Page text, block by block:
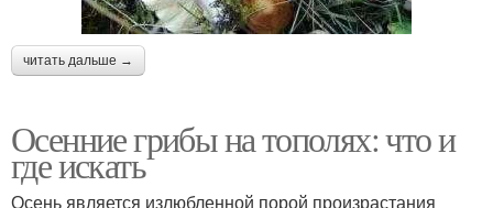
читать дальше →
Осенние грибы на тополях: что и
где искать
Осень является излюбленной порой произрастания